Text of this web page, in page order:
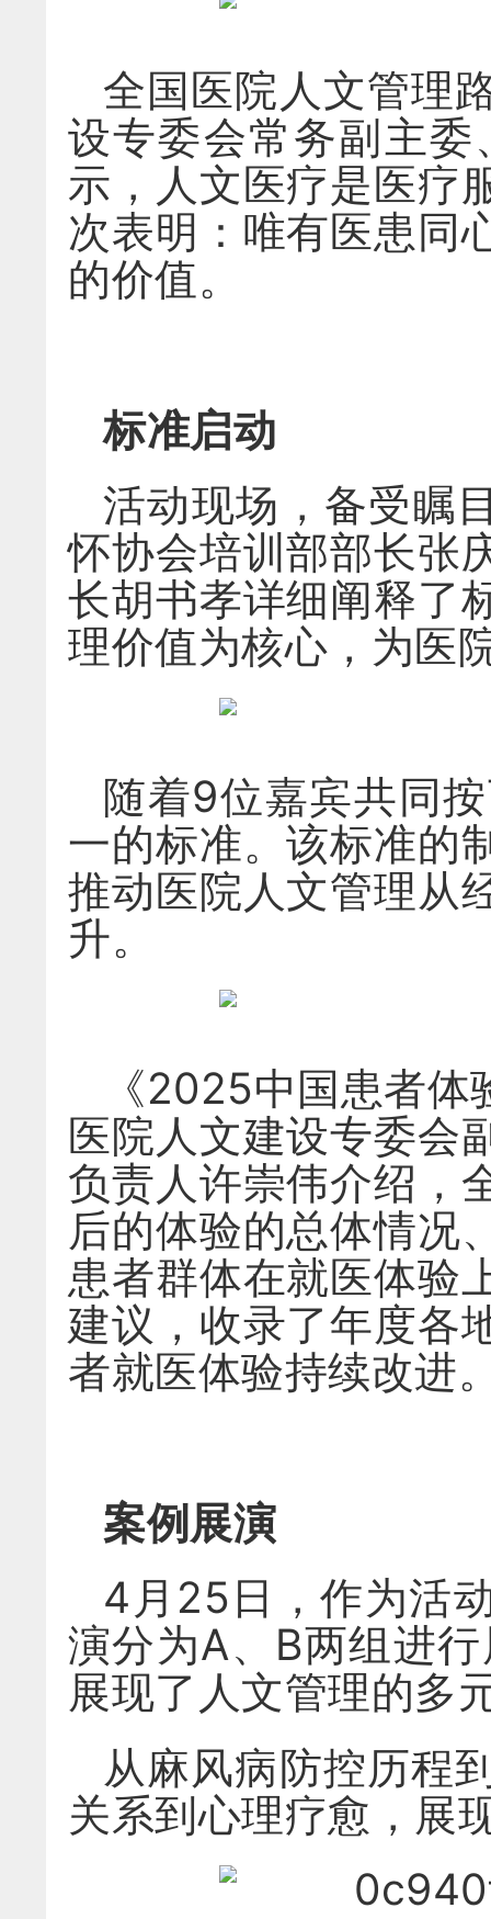
全国医院人文管理
设专委会常务副主
示，人文医疗是医疗
次表明：唯有医患同
的价值。
标准启动
活动现场，备受瞩
怀协会培训部部长张
长胡书孝详细阐释了
理价值为核心，为医
随着9位嘉宾共同
一的标准。该标准的
推动医院人文管理从
升。
《2025中国患者
医院人文建设专委会
负责人许崇伟介绍，
后的体验的总体情况
患者群体在就医体验
建议，收录了年度各
者就医体验持续改进
案例展演
4月25日，作为活
演分为A、B两组进
展现了人文管理的多
从麻风病防控历程
关系到心理疗愈，展